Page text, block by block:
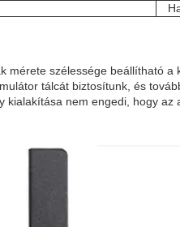
mérete szélessége beállítható
tálcát biztosítunk, és
kialakítása nem engedi, hogy az